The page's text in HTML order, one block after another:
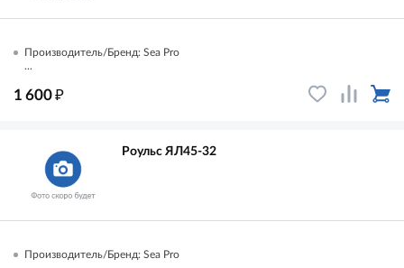
Производитель/Бренд: Sea Pro
...
1 600₽
Роульс ЯЛ45-32
Производитель/Бренд: Sea Pro